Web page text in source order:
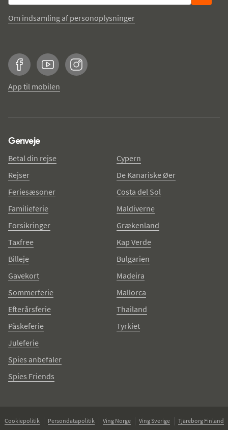
Om indsamling af personoplysninger
FacebookYouTubeInstagram
App til mobilen
Genveje
Betal din rejse
Rejser
Feriesæsoner
Familieferie
Forsikringer
Taxfree
Billeje
Gavekort
Sommerferie
Efterårsferie
Påskeferie
Juleferie
Spies anbefaler
Spies Friends
Cypern
De Kanariske Øer
Costa del Sol
Maldiverne
Grækenland
Kap Verde
Bulgarien
Madeira
Mallorca
Thailand
Tyrkiet
Cookiepolitik Persondatapolitik Ving Norge Ving Sverige
Tjäreborg Finland